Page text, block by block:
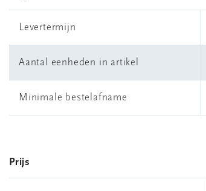
Levertermijn
Aantal eenheden in artikel
Minimale bestelafname
Prijs